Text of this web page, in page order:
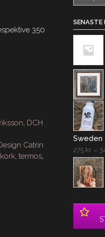
350
, DCH
Catrin
,termos,
efter:
SENASTE
Sweden
275 kr–